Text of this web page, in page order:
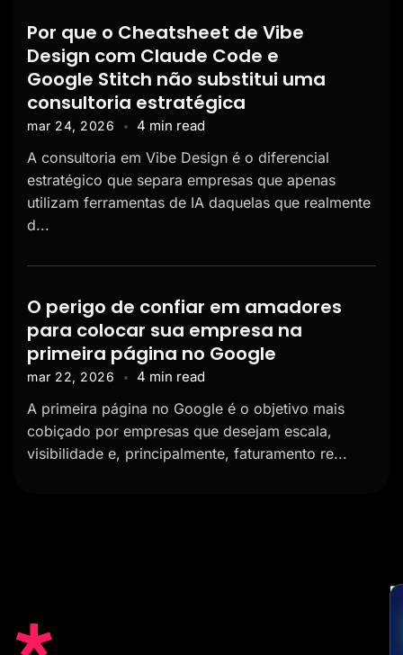
Por que o Cheatsheet de Vibe
Design com Claude Code e
Google Stitch não substitui uma
consultoria estratégica
mar 24, 2026 4 min read
A consultoria em Vibe Design é o diferencial
estratégico que separa empresas que apenas
utilizam ferramentas de IA daquelas que realmente
d...
O perigo de confiar em amadores
para colocar sua empresa na
primeira página no Google
mar 22, 2026 4 min read
A primeira página no Google é o objetivo mais
cobiçado por empresas que desejam escala,
visibilidade e, principalmente, faturamento re...